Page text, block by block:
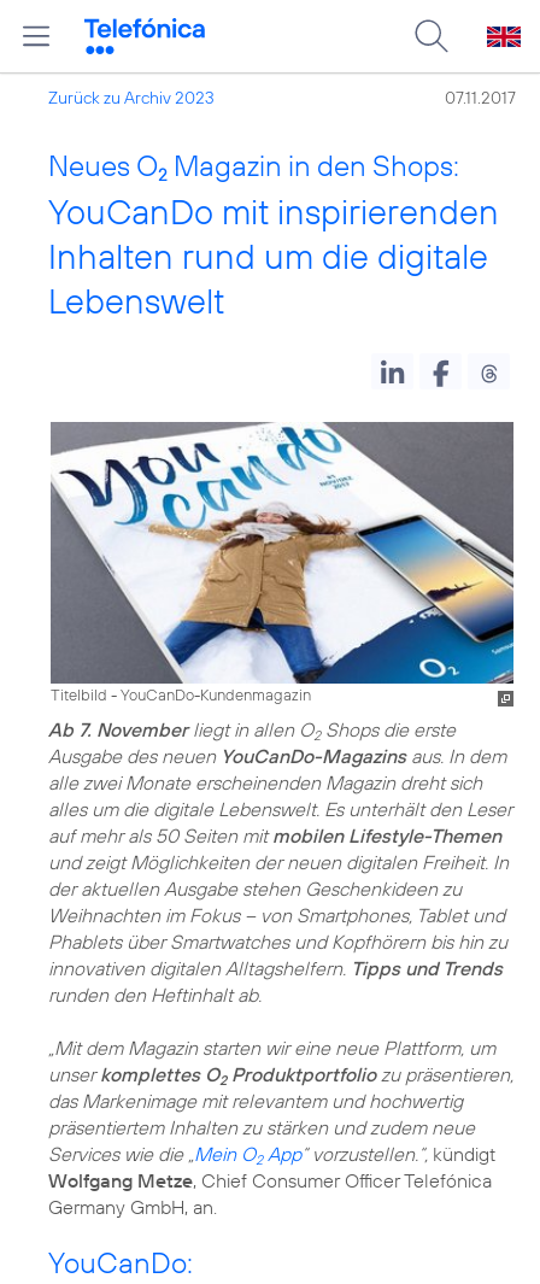
Zurück zu Archiv 2023 07.11.2017
Neues O2 Magazin in den Shops:
YouCanDo mit inspirierenden
Inhalten rund um die digitale
Lebenswelt
Titelbild - YouCanDo-Kundenmagazin
Ab 7. Novemberliegt in allen O2Shops die erste
Ausgabe des neuen YouCanDo-Magazinsaus. In dem
alle zwei Monate erscheinenden Magazin dreht sich
alles um die digitale Lebenswelt. Es unterhält den Leser
auf mehr als 50 Seiten mitmobilen Lifestyle-Themen
und zeigt Möglichkeiten der neuen digitalen Freiheit. In
der aktuellen Ausgabe stehen Geschenkideen zu
Weihnachten im Fokus – von Smartphones, Tablet und
Phablets über Smartwatches und Kopfhörern bis hin zu
innovativen digitalen Alltagshelfern. Tipps und Trends
runden den Heftinhalt ab.
„Mit dem Magazin starten wir eine neue Plattform, um
unserkomplettes O2Produktportfoliozu präsentieren,
das Markenimage mit relevantem und hochwertig
präsentiertem Inhalten zu stärken und zudem neue
Services wie die „ Mein O2App“ vorzustellen.“, kündigt
Wolfgang Metze, Chief Consumer Officer Telefónica
Germany GmbH, an.
YouCanDo: